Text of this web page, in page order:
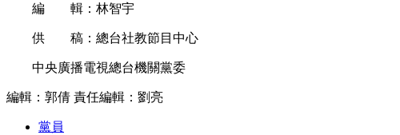
編 輯：林智宇
供 稿：總台社教節目中心
中央廣播電視總台機關黨委
編輯：郭倩 責任編輯：劉亮
黨員